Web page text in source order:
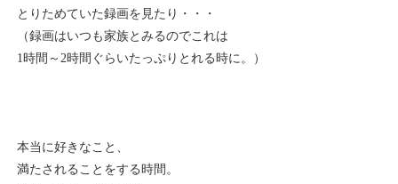
とりためていた録画を見たり・・・
（録画はいつも家族とみるのでこれは
1時間～2時間ぐらいたっぷりとれる時に。）
本当に好きなこと、
満たされることをする時間。